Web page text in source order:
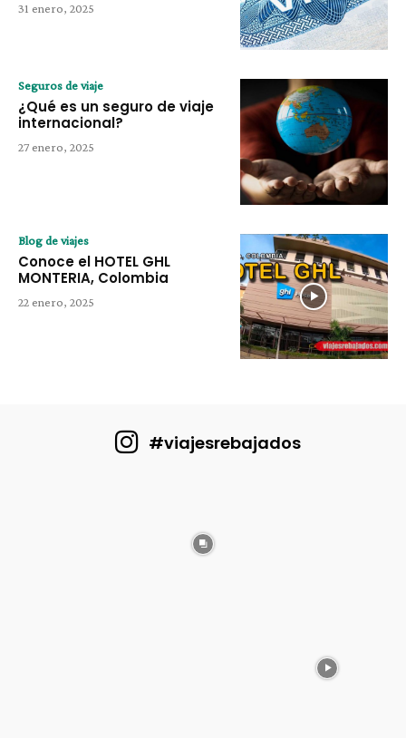
31 enero, 2025
Seguros de viaje
¿Qué es un seguro de viaje
internacional?
27 enero, 2025
Blog de viajes
Conoce el HOTEL GHL
MONTERIA, Colombia
22 enero, 2025
#viajesrebajados